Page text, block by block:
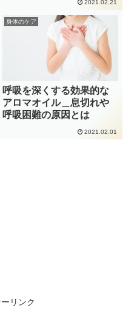
2021.02.21
身体のケア
呼吸を深くする効果的な
アロマオイル＿息切れや
呼吸困難の原因とは
2021.02.01
リンク